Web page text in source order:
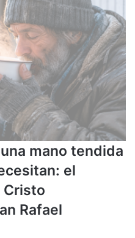
mano tendida
el
Cristo
Rafael